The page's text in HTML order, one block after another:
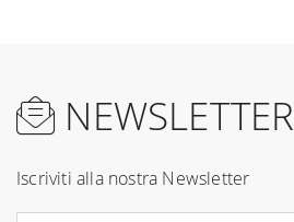
NEWSLETTER
Iscriviti alla nostra Newsletter